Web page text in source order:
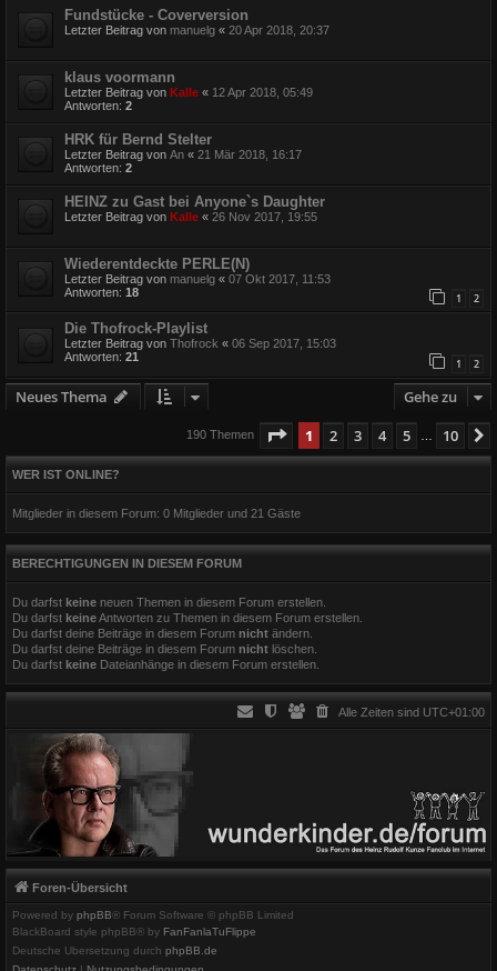
Fundstücke - Coverversion
Letzter Beitrag von manuelg « 20 Apr 2018, 20:37
klaus voormann
Letzter Beitrag von Kalle « 12 Apr 2018, 05:49
Antworten: 2
HRK für Bernd Stelter
Letzter Beitrag von An « 21 Mär 2018, 16:17
Antworten: 2
HEINZ zu Gast bei Anyone`s Daughter
Letzter Beitrag von Kalle « 26 Nov 2017, 19:55
Wiederentdeckte PERLE(N)
Letzter Beitrag von manuelg « 07 Okt 2017, 11:53
Antworten: 18 1 2
Die Thofrock-Playlist
Letzter Beitrag von Thofrock « 06 Sep 2017, 15:03
Antworten: 21 1 2
Neues Thema Gehe zu
190 Themen Seite 1von 10
1 2 3 4 5 10
WER IST ONLINE?
Mitglieder in diesem Forum: 0 Mitglieder und 21 Gäste
BERECHTIGUNGEN IN DIESEM FORUM
Du darfst keine neuen Themen in diesem Forum erstellen.
Du darfst keineAntworten zu Themen in diesem Forum erstellen.
Du darfst deine Beiträge in diesem Forum nicht ändern.
Du darfst deine Beiträge in diesem Forum nicht löschen.
Du darfst keine Dateianhänge in diesem Forum erstellen.
Alle Zeiten sind UTC+01:00
Foren-Übersicht
Powered by phpBB® Forum Software © phpBB Limited
BlackBoard style phpBB® by FanFanlaTuFlippe
Deutsche Übersetzung durch phpBB.de